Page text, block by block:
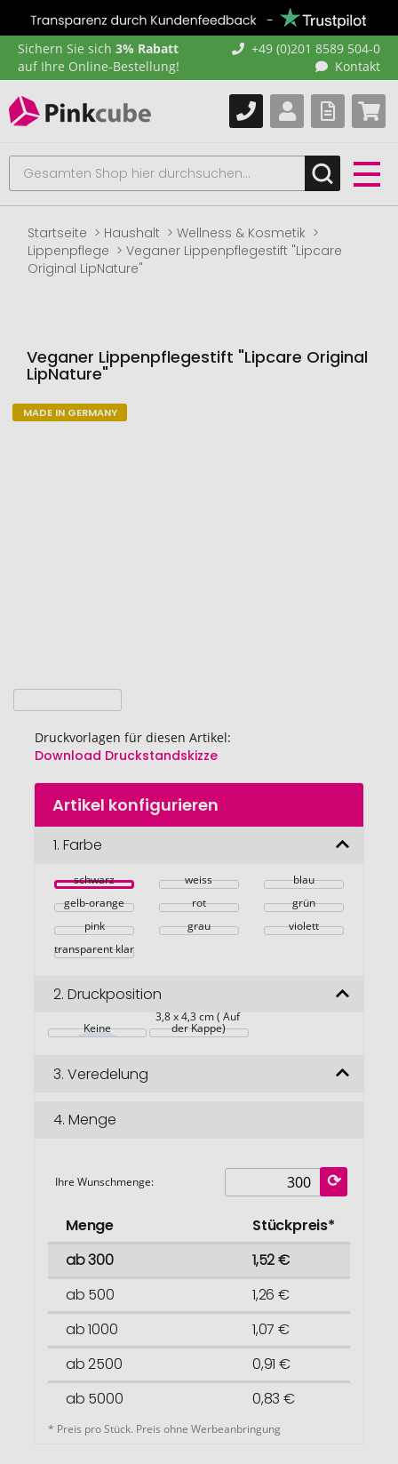
Sichern Sie sich 3% Rabatt
auf Ihre Online-Bestellung!
+49 (0)201 8589 504-0
Kontakt
Startseite Haushalt
Wellness & Kosmetik
Lippenpflege
Veganer Lippenpflegestift "Lipcare
Original LipNature"
Veganer Lippenpflegestift "Lipcare Original
LipNature"
Zum
Druckvorlagen für diesen Artikel:
Download Druckstandskizze
Zum
Anfang
Bildgalerie
MADE IN GERMANY
Artikel konfigurieren
1. Farbe
schwarz weiss
blau
gelb-orange
rot
grün
pink
grau
violett
transparent klar
2. Druckposition
Keine
3,8 x 4,3 cm ( Auf
der Kappe)
3. Veredelung
4. Menge
Ihre Wunschmenge:
Menge
Stückpreis*
ab 300
1,52 €
ab 500
1,26 €
ab 1000
1,07 €
ab 2500
0,91 €
ab 5000
0,83 €
* Preis pro Stück. Preis ohne Werbeanbringung